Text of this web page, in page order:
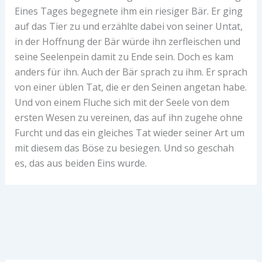
Eines Tages begegnete ihm ein riesiger Bär. Er ging
auf das Tier zu und erzählte dabei von seiner Untat,
in der Hoffnung der Bär würde ihn zerfleischen und
seine Seelenpein damit zu Ende sein. Doch es kam
anders für ihn. Auch der Bär sprach zu ihm. Er sprach
von einer üblen Tat, die er den Seinen angetan habe.
Und von einem Fluche sich mit der Seele von dem
ersten Wesen zu vereinen, das auf ihn zugehe ohne
Furcht und das ein gleiches Tat wieder seiner Art um
mit diesem das Böse zu besiegen. Und so geschah
es, das aus beiden Eins wurde.